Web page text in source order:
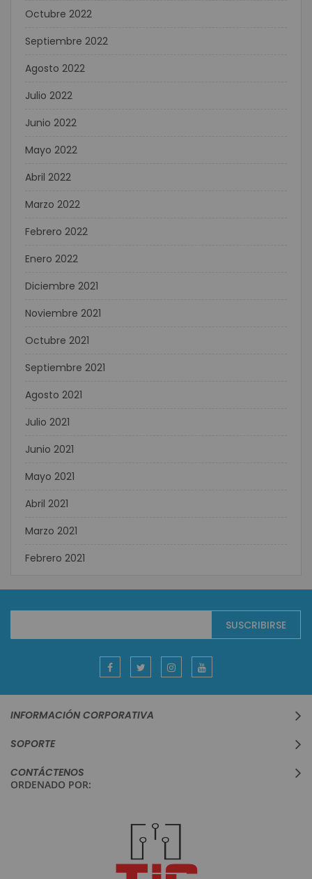
Octubre 2022
Septiembre 2022
Agosto 2022
Julio 2022
Junio 2022
Mayo 2022
Abril 2022
Marzo 2022
Febrero 2022
Enero 2022
Diciembre 2021
Noviembre 2021
Octubre 2021
Septiembre 2021
Agosto 2021
Julio 2021
Junio 2021
Mayo 2021
Abril 2021
Marzo 2021
Febrero 2021
boletín
SUSCRIBIRSE
INFORMACIÓN CORPORATIVA
SOPORTE
CONTÁCTENOS
ORDENADO POR: